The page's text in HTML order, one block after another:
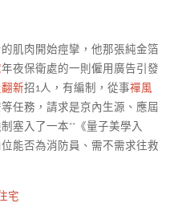
肌肉開始痙攣，他那張純金箔
年夜保衛處的一則僱用廣告引發
新招1人，有編制，從事禪風
任務，請求是京內生源、應屆
塞入了一本**《量子美學入
能否為消防員、需不需求往救
宅